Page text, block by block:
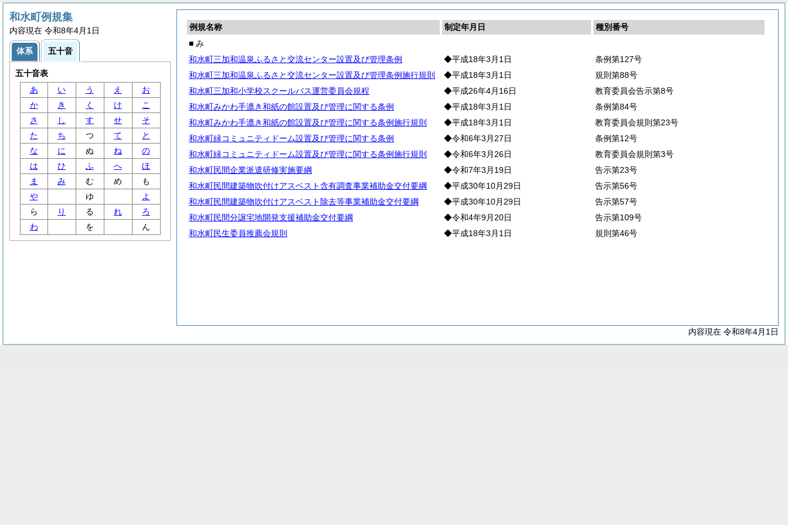
例規名称 制定年月日
種別番号
■ み
和水町三加和温泉ふるさと交流センター設置及び管理条例
◆平成18年3月1日
条例第127号
和水町三加和温泉ふるさと交流センター設置及び管理条例施行規則
◆平成18年3月1日
規則第88号
和水町三加和小学校スクールバス運営委員会規程
◆平成26年4月16日
教育委員会告示第8号
和水町みかわ手漉き和紙の館設置及び管理に関する条例
◆平成18年3月1日
条例第84号
和水町みかわ手漉き和紙の館設置及び管理に関する条例施行規則
◆平成18年3月1日
教育委員会規則第23号
和水町緑コミュニティドーム設置及び管理に関する条例
◆令和6年3月27日
条例第12号
和水町緑コミュニティドーム設置及び管理に関する条例施行規則
◆令和6年3月26日
教育委員会規則第3号
和水町民間企業派遣研修実施要綱
◆令和7年3月19日
告示第23号
和水町民間建築物吹付けアスベスト含有調査事業補助金交付要綱
◆平成30年10月29日
告示第56号
和水町民間建築物吹付けアスベスト除去等事業補助金交付要綱
◆平成30年10月29日
告示第57号
和水町民間分譲宅地開発支援補助金交付要綱
◆令和4年9月20日
告示第109号
和水町民生委員推薦会規則
◆平成18年3月1日 規則第46号
内容現在 令和8年4月1日
和水町例規集
内容現在 令和8年4月1日
体系 五十音
五十音表
あ
い う え
お
か
き く け
こ
さ
し す せ
そ
た
ち つ て
と
な
に ぬ ね
の
は
ひ ふ へ
ほ
ま
み む め
も
や
ゆ
よ
ら
り る れ
ろ
わ
を ん